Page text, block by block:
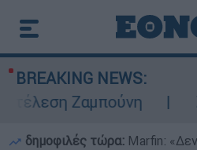
BREAKING NEWS:
Ζαμπούνη
δημοφιλές τώρα: Marfin: